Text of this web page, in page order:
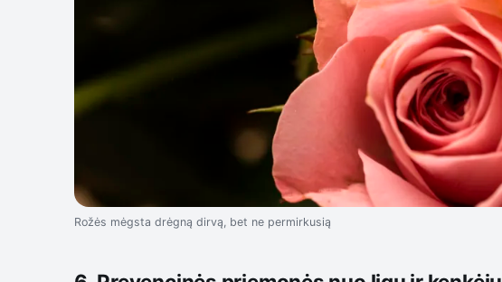
Rožės mėgsta drėgną dirvą, bet ne permirkusią